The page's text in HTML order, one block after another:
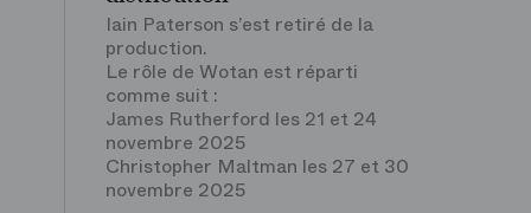
Iain Paterson s’est retiré de la
production.
Le rôle de Wotan est réparti
comme suit :
James Rutherford les 21 et 24
novembre 2025
Christopher Maltman les 27 et 30
novembre 2025